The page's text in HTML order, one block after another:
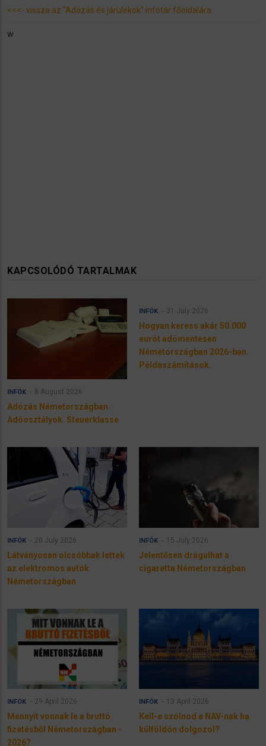
<<<- vissza az "Adózás és járulékok" infótár főoldalára.
w
KAPCSOLÓDÓ TARTALMAK
INFÓK 8 August 2026
Adózás Németországban.
Adóosztályok. Steuerklasse
INFÓK 31 July 2026
Hogyan keress akár 50.000
eurót adómentesen
Németországban 2026-ban.
Példaszámítások.
INFÓK 20 July 2026
Látványosan olcsóbbak lettek
az elektromos autók
Németországban
INFÓK 15 July 2026
Jelentősen drágulhat a
cigaretta Németországban
INFÓK 29 April 2026
Mennyit vonnak le a bruttó
fizetésből Németországban -
2026?
INFÓK 13 April 2026
Kell-e szólnod a NAV-nak ha
külföldön dolgozol?